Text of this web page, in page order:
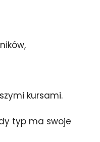
kursami.
typ ma swoje